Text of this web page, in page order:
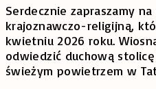
Serdecznie zapraszamy
krajoznawczo-religijną,
kwietniu 2026 roku.
odwiedzić duchową
świeżym powietrzem w